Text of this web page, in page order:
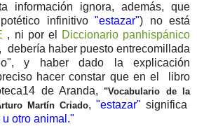
información ignora, además, que
infinitivo "estazar") no está
, ni por el
Diccionario panhispánico
debería haber puesto entrecomillada
y haber dado la explicación
hacer constar que en el libro
de Aranda,"Vocabulario de la
Martín Criado, "estazar" significa
otro animal."